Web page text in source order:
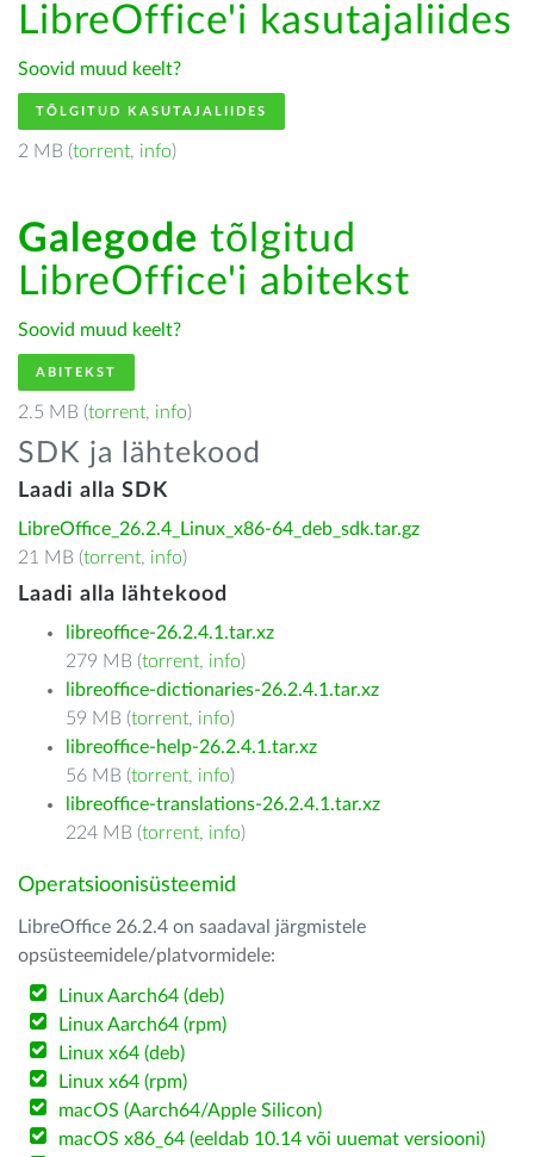
LibreOffice'i kasutajaliides
Soovid muud keelt?
TÕLGITUD KASUTAJALIIDES
2 MB (torrent, info)
Galegode tõlgitud
LibreOffice'i abitekst
Soovid muud keelt?
ABITEKST
2.5 MB (torrent, info)
SDK ja lähtekood
Laadi alla SDK
LibreOffice_26.2.4_Linux_x86-64_deb_sdk.tar.gz
21 MB (torrent, info)
Laadi alla lähtekood
libreoffice-26.2.4.1.tar.xz
279 MB (torrent, info)
libreoffice-dictionaries-26.2.4.1.tar.xz
59 MB (torrent, info)
libreoffice-help-26.2.4.1.tar.xz
56 MB (torrent, info)
libreoffice-translations-26.2.4.1.tar.xz
224 MB (torrent, info)
Operatsioonisüsteemid
LibreOffice 26.2.4 on saadaval järgmistele
opsüsteemidele/platvormidele:
Linux Aarch64 (deb)
Linux Aarch64 (rpm)
Linux x64 (deb)
Linux x64 (rpm)
macOS (Aarch64/Apple Silicon)
macOS x86_64 (eeldab 10.14 või uuemat versiooni)